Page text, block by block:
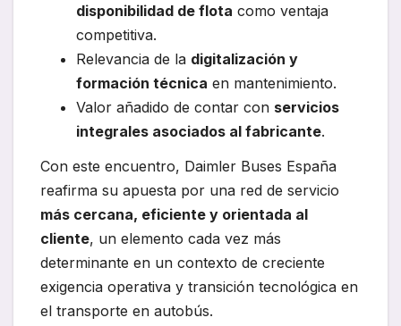
disponibilidad de flota como ventaja
competitiva.
Relevancia de la digitalización y
formación técnica en mantenimiento.
Valor añadido de contar con servicios
integrales asociados al fabricante.
Con este encuentro, Daimler Buses España
reafirma su apuesta por una red de servicio
más cercana, eficiente y orientada al
cliente, un elemento cada vez más
determinante en un contexto de creciente
exigencia operativa y transición tecnológica en
el transporte en autobús.